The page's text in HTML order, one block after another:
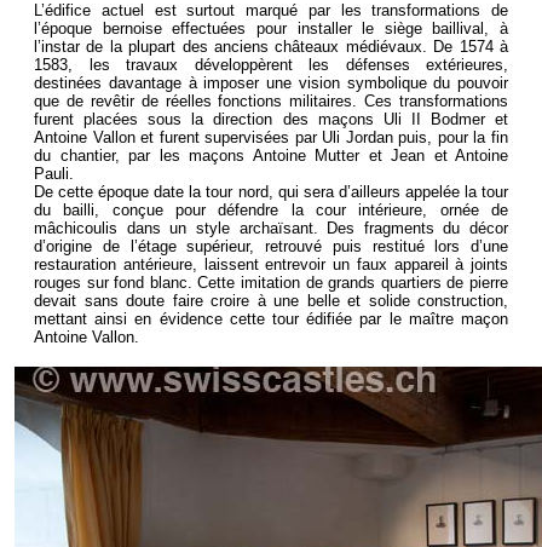
L’édifice actuel est surtout marqué par les transformations de
l’époque bernoise effectuées pour installer le siège baillival, à
l’instar de la plupart des anciens châteaux médiévaux. De 1574 à
1583, les travaux développèrent les défenses extérieures,
destinées davantage à imposer une vision symbolique du pouvoir
que de revêtir de réelles fonctions militaires. Ces transformations
furent placées sous la direction des maçons Uli II Bodmer et
Antoine Vallon et furent supervisées par Uli Jordan puis, pour la fin
du chantier, par les maçons Antoine Mutter et Jean et Antoine
Pauli.
De cette époque date la tour nord, qui sera d’ailleurs appelée la tour
du bailli, conçue pour défendre la cour intérieure, ornée de
mâchicoulis dans un style archaïsant. Des fragments du décor
d’origine de l’étage supérieur, retrouvé puis restitué lors d’une
restauration antérieure, laissent entrevoir un faux appareil à joints
rouges sur fond blanc. Cette imitation de grands quartiers de pierre
devait sans doute faire croire à une belle et solide construction,
mettant ainsi en évidence cette tour édifiée par le maître maçon
Antoine Vallon.